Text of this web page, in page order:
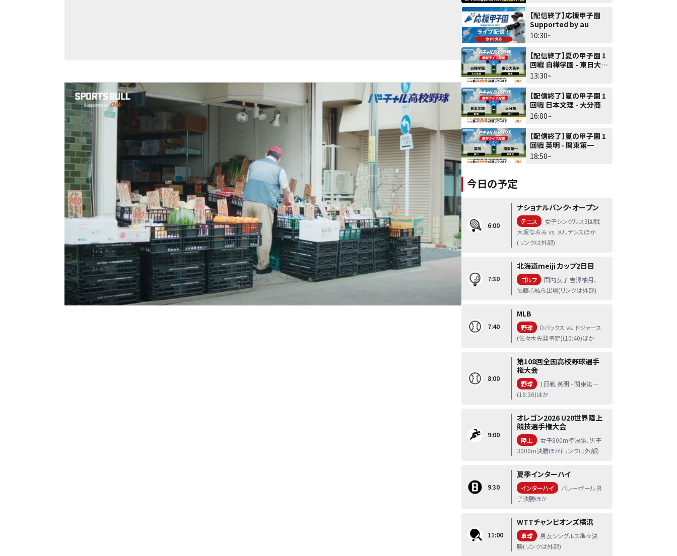
【配信終了】応援甲子園
Supported by au
10:30~
【配信終了】夏の甲子園 1
回戦 白樺学園 - 東日大昌
平
13:30~
【配信終了】夏の甲子園 1
回戦 日本文理 - 大分商
16:00~
【配信終了】夏の甲子園 1
回戦 英明 - 関東第一
18:50~
今日の予定
6:00
ナショナルバンク・オープン
テニス
女子シングルス3回戦
大坂なおみ vs. メルテンスほか
(リンクは外部)
7:30
北海道meiji カップ2日目
ゴルフ
国内女子 吉澤柚月、
佐藤心結ら出場(リンクは外部)
7:40
MLB
野球
Dバックス vs. ドジャース
(佐々木先発予定)(10:40)ほか
8:00
第108回全国高校野球選手
権大会
野球
1回戦 英明 - 関東第一
(18:30)ほか
9:00
オレゴン2026 U20世界陸上
競技選手権大会
陸上
女子800m準決勝、男子
3000m決勝ほか(リンクは外部)
9:30
夏季インターハイ
インターハイ
バレーボール男
子決勝ほか
11:00
WTTチャンピオンズ横浜
卓球
男女シングルス準々決
勝(リンクは外部)